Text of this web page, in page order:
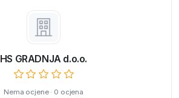
HS GRADNJA d.o.o.
Nema ocjene · 0 ocjena